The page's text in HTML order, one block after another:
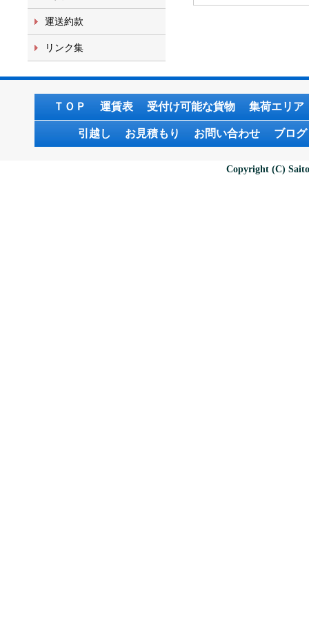
運送約款
リンク集
ＴＯＰ 運賃表 受付け可能な貨物 集荷エリア
引越し お見積もり お問い合わせ ブログ
Copyright (C)